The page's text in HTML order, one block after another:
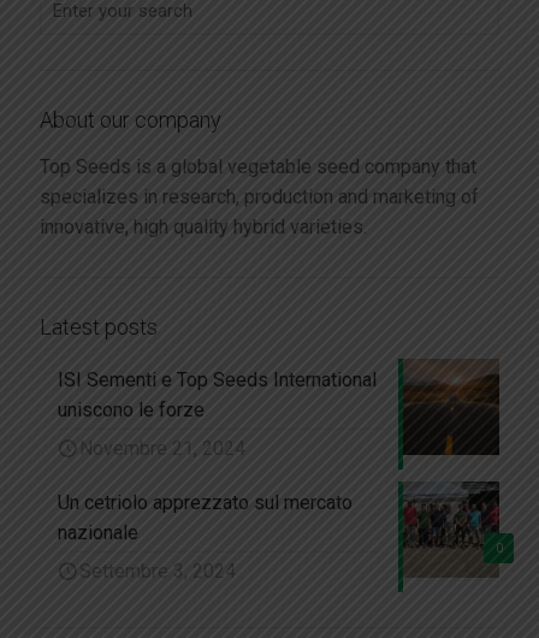
About our company
Top Seeds is a global vegetable seed company that
specializes in research, production and marketing of
innovative, high quality hybrid varieties.
Latest posts
ISI Sementi e Top Seeds International
uniscono le forze
Novembre 21, 2024
0
Un cetriolo apprezzato sul mercato
nazionale
Settembre 3, 2024